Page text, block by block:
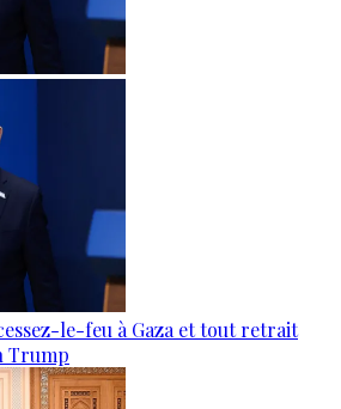
le-feu à Gaza et tout retrait
Trump